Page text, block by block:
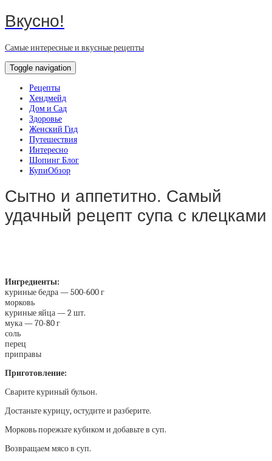
Вкусно!
Самые интересные и вкусные рецепты
Toggle navigation
Рецепты
Хендмейд
Дом и Сад
Здоровье
Женский Гид
Путешествия
Интересно
Шопинг Блог
КупиОбзор
Сытно и аппетитно. Самый
удачный рецепт супа с клецками
Ингредиенты:
куриные бедра — 500-600 г
морковь
куриные яйца — 2 шт.
мука — 70-80 г
соль
перец
приправы
Приготовление:
Сварите куриный бульон.
Достаньте курицу, остудите и разберите.
Морковь порежьте кубиком и добавьте в суп.
Возвращаем мясо в суп.